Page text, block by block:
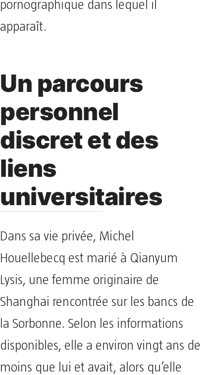
pornographique dans lequel il
apparaît.
Un parcours
personnel
discret et des
liens
universitaires
Dans sa vie privée, Michel
Houellebecq est marié à Qianyum
Lysis, une femme originaire de
Shanghai rencontrée sur les bancs de
la Sorbonne. Selon les informations
disponibles, elle a environ vingt ans de
moins que lui et avait, alors qu’elle